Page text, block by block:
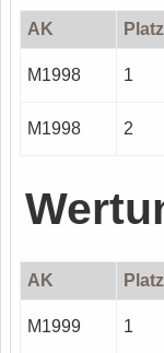
AK Platz
M1998 1
M1998 2
AK Platz
M1999 1